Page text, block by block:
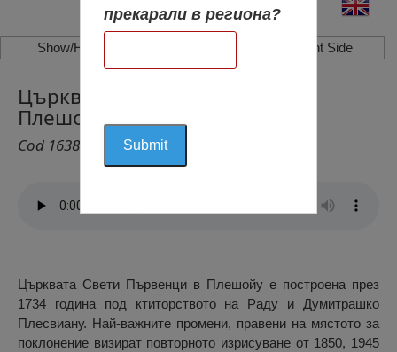
Show/Hide Left Side Show/Hide Right Side
Църквата Свети Първенци,
Плешойу
Cod 1638
Църквата Свети Първенци в Плешойу е построена през
1734 година под ктиторството на Раду и Думитрашко
Плесвиану. Най-важните промени, правени на мястото за
поклонение визират повторното изрисуване от 1850, 1945
прекарали в региона?